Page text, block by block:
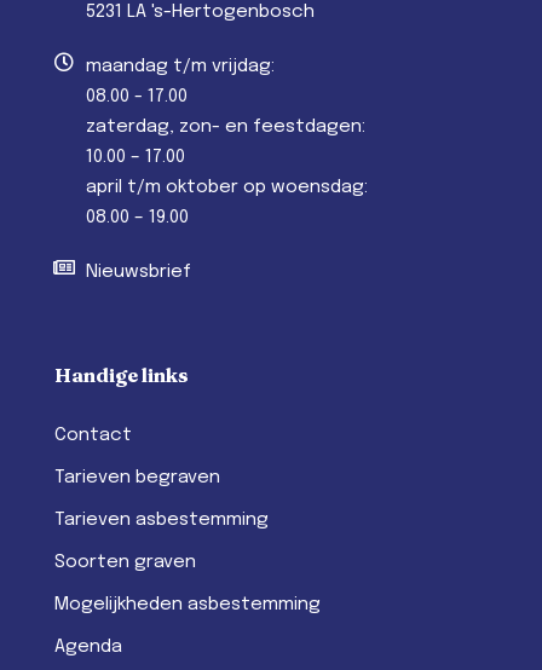
5231 LA 's-Hertogenbosch
maandag t/m vrijdag:
08.00 - 17.00
zaterdag, zon- en feestdagen:
10.00 – 17.00
april t/m oktober op woensdag:
08.00 – 19.00
Nieuwsbrief
Handige links
Contact
Tarieven begraven
Tarieven asbestemming
Soorten graven
Mogelijkheden asbestemming
Agenda